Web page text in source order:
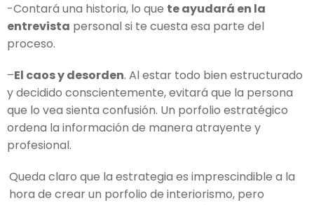
-Contará una historia, lo que te ayudará en la
entrevista personal si te cuesta esa parte del
proceso.
–El caos y desorden. Al estar todo bien estructurado
y decidido conscientemente, evitará que la persona
que lo vea sienta confusión. Un porfolio estratégico
ordena la información de manera atrayente y
profesional.
Queda claro que la estrategia es imprescindible a la
hora de crear un porfolio de interiorismo, pero